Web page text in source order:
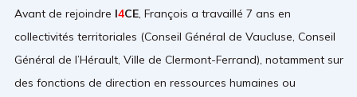
Avant de rejoindre I4CE, François a travaillé 7 ans en
collectivités territoriales (Conseil Général de Vaucluse, Conseil
Général de l’Hérault, Ville de Clermont-Ferrand), notamment sur
des fonctions de direction en ressources humaines ou